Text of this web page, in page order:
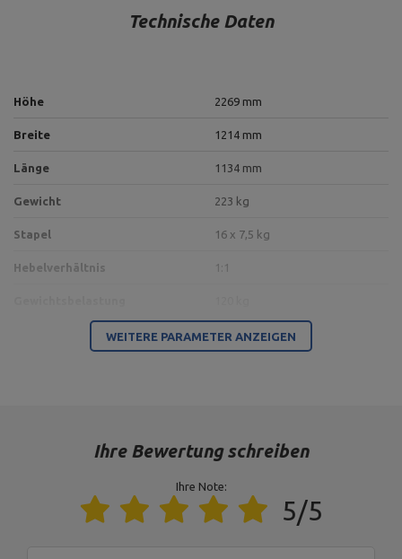
Technische Daten
Höhe 2269 mm
Breite 1214 mm
Länge 1134 mm
Gewicht 223 kg
Stapel 16 x 7,5 kg
Hebelverhältnis 1:1
100 x 60 x 3 mm,
Rohr 60,3 x 3,2 mm,
schwarz
Für dieses Produkt verantwortliche Stelle in der EU
WEITERE PARAMETER ANZEIGEN
Ihre Bewertung schreiben
Ihre Note:
5/5